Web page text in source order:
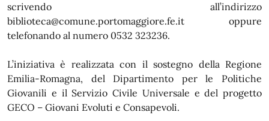
scrivendo all’indirizzo
biblioteca@comune.portomaggiore.fe.it oppure
telefonando al numero 0532 323236.
L’iniziativa è realizzata con il sostegno della Regione
Emilia-Romagna, del Dipartimento per le Politiche
Giovanili e il Servizio Civile Universale e del progetto
GECO – Giovani Evoluti e Consapevoli.